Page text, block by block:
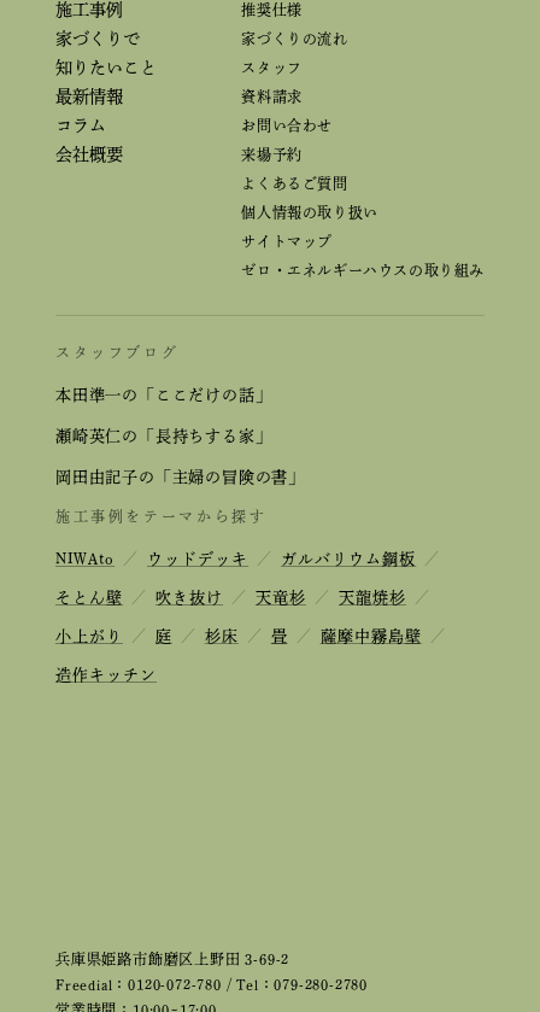
兵庫県姫路市飾磨区上野田 3-69-2
Freedial：0120-072-780 / Tel：079-280-2780
施工事例
家づくりで
知りたいこと
最新情報
コラム
会社概要
推奨仕様
家づくりの流れ
スタッフ
資料請求
お問い合わせ
来場予約
よくあるご質問
個人情報の取り扱い
サイトマップ
ゼロ・エネルギーハウスの取り組み
スタッフブログ
本田準一の「ここだけの話」
瀬崎英仁の「長持ちする家」
岡田由記子の「主婦の冒険の書」
施工事例をテーマから探す
NIWAto ／ ウッドデッキ ／ ガルバリウム鋼板 ／
そとん壁 ／ 吹き抜け ／ 天竜杉 ／ 天龍焼杉 ／
小上がり ／ 庭 ／ 杉床 ／ 畳 ／ 薩摩中霧島壁 ／
造作キッチン